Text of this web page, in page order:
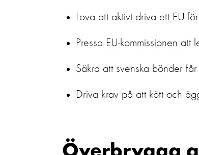
Lova att aktivt driva ett EU-
Pressa EU-kommissionen att
Säkra att svenska bönder
Driva krav på att kött och